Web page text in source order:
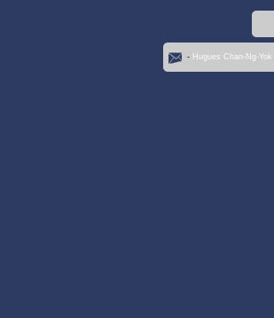
- Hugues Chan-Ng-Yok